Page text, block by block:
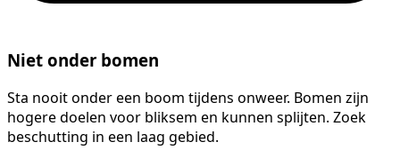
Niet onder bomen
Sta nooit onder een boom tijdens onweer. Bomen zijn
hogere doelen voor bliksem en kunnen splijten. Zoek
beschutting in een laag gebied.